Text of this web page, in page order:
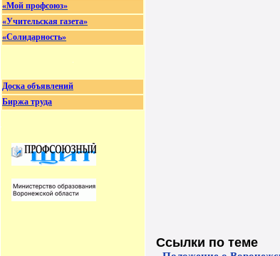
«Мой профсоюз»
«Учительская газета»
«Солидарность»
Доска объявлений
Биржа труда
Ссылки по теме